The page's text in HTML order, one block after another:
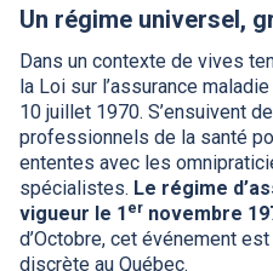
Un régime universel,
Dans un contexte de vives
la Loi sur l’assurance
10 juillet 1970. S’ensuivent
professionnels de la santé
ententes avec les
spécialistes. Le régime
vigueur le 1 er novembre
d’Octobre, cet événement
discrète au Québec.